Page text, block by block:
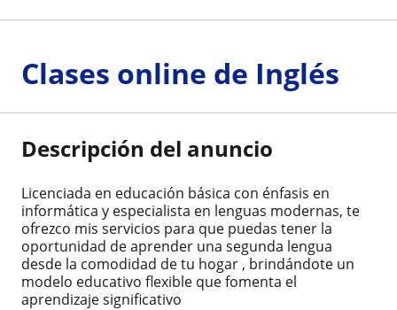
Clases online de Inglés
Descripción del anuncio
Licenciada en educación básica con énfasis en
informática y especialista en lenguas modernas, te
ofrezco mis servicios para que puedas tener la
oportunidad de aprender una segunda lengua
desde la comodidad de tu hogar , brindándote un
modelo educativo flexible que fomenta el
aprendizaje significativo